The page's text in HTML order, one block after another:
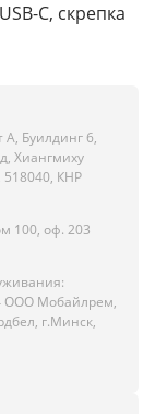
C, скрепка
Буилдинг 6,
Xиангмиху
КНР
100, оф. 203
ООО Мобайлрем,
г.Минск,